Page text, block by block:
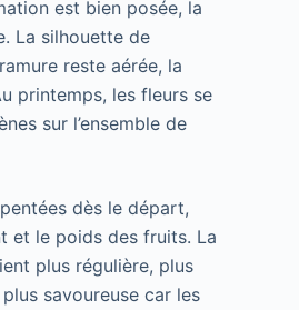
est bien posée, la
La silhouette de
reste aérée, la
printemps, les fleurs se
sur l’ensemble de
dès le départ,
et le poids des fruits. La
plus régulière, plus
savoureuse car les